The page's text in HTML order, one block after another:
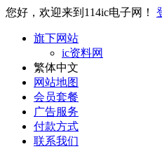
您好，欢迎来到114ic电子网！
旗下网站
ic资料网
繁体中文
网站地图
会员套餐
广告服务
付款方式
联系我们